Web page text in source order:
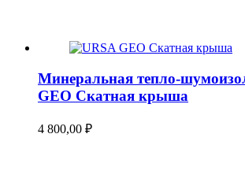
Минеральная тепло-
GEO Скатная крыша
4 800,00 ₽